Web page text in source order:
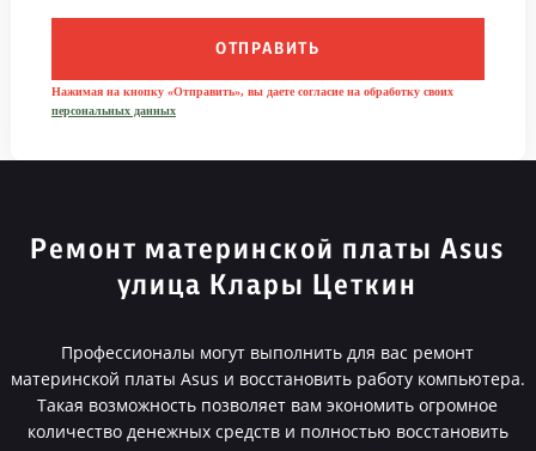
ОТПРАВИТЬ
Нажимая на кнопку «Отправить», вы даете согласие на обработку своих
персональных данных
Ремонт материнской платы Asus
улица Клары Цеткин
Профессионалы могут выполнить для вас ремонт
материнской платы Asus и восстановить работу компьютера.
Такая возможность позволяет вам экономить огромное
количество денежных средств и полностью восстановить